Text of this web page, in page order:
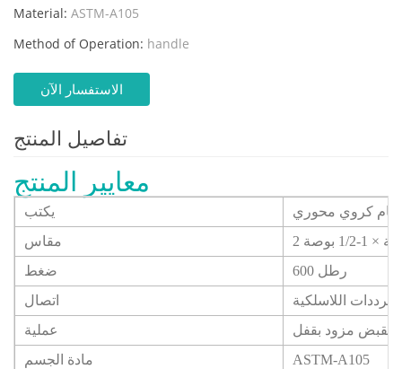
Material: ASTM-A105
Method of Operation: handle
الاستفسار الآن
تفاصيل المنتج
معايير المنتج
يكتب
كروي محوري
مقاس
× 1-1/2 بوصة
ضغط
600 رطل
اتصال
الترددات اللاسلكية
عملية
مقبض مزود بقفل
مادة الجسم
ASTM-A105